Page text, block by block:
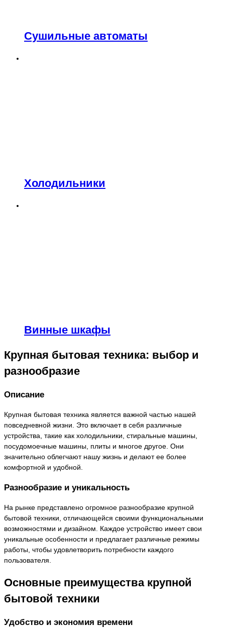
Сушильные автоматы
Холодильники
Винные шкафы
Крупная бытовая техника: выбор и
разнообразие
Описание
Крупная бытовая техника является важной частью нашей
повседневной жизни. Это включает в себя различные
устройства, такие как холодильники, стиральные машины,
посудомоечные машины, плиты и многое другое. Они
значительно облегчают нашу жизнь и делают ее более
комфортной и удобной.
Разнообразие и уникальность
На рынке представлено огромное разнообразие крупной
бытовой техники, отличающейся своими функциональными
возможностями и дизайном. Каждое устройство имеет свои
уникальные особенности и предлагает различные режимы
работы, чтобы удовлетворить потребности каждого
пользователя.
Основные преимущества крупной
бытовой техники
Удобство и экономия времени